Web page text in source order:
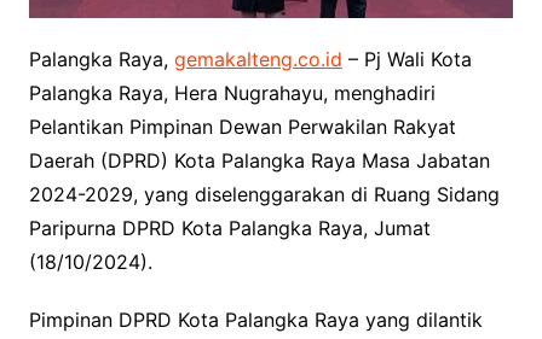
Palangka Raya, gemakalteng.co.id – Pj Wali Kota
Palangka Raya, Hera Nugrahayu, menghadiri
Pelantikan Pimpinan Dewan Perwakilan Rakyat
Daerah (DPRD) Kota Palangka Raya Masa Jabatan
2024-2029, yang diselenggarakan di Ruang Sidang
Paripurna DPRD Kota Palangka Raya, Jumat
(18/10/2024).
Pimpinan DPRD Kota Palangka Raya yang dilantik